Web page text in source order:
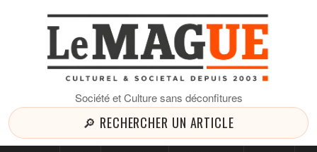
Société et Culture sans déconfitures
🔎 RECHERCHER UN ARTICLE